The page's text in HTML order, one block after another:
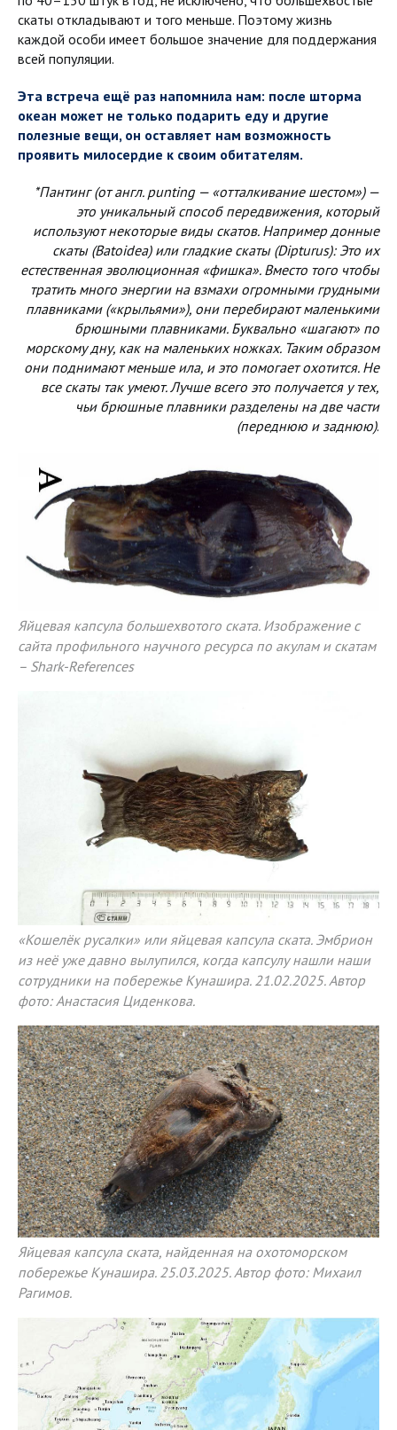
скаты откладывают и того меньше. Поэтому жизнь
каждой особи имеет большое значение для поддержания
всей популяции.
Эта встреча ещё раз напомнила нам: после шторма
океан может не только подарить еду и другие
полезные вещи, он оставляет нам возможность
проявить милосердие к своим обитателям.
*Пантинг (от англ. punting — «отталкивание шестом») —
это уникальный способ передвижения, который
используют некоторые виды скатов. Например донные
скаты (Batoidea) или гладкие скаты (Dipturus): Это их
естественная эволюционная «фишка». Вместо того чтобы
тратить много энергии на взмахи огромными грудными
плавниками («крыльями»), они перебирают маленькими
брюшными плавниками. Буквально «шагают» по
морскому дну, как на маленьких ножках. Таким образом
они поднимают меньше ила, и это помогает охотится. Не
все скаты так умеют. Лучше всего это получается у тех,
чьи брюшные плавники разделены на две части
(переднюю и заднюю).
Яйцевая капсула большехвотого ската. Изображение с
сайта профильного научного ресурса по акулам и скатам
– Shark-References
«Кошелёк русалки» или яйцевая капсула ската. Эмбрион
из неё уже давно вылупился, когда капсулу нашли наши
сотрудники на побережье Кунашира. 21.02.2025. Автор
фото: Анастасия Циденкова.
Яйцевая капсула ската, найденная на охотоморском
побережье Кунашира. 25.03.2025. Автор фото: Михаил
Рагимов.